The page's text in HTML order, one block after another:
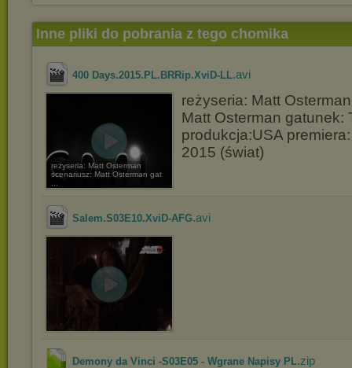
Inne pliki do pobrania z tego chomika
400 Days.2015.PL.BRRip.XviD-LL.avi
reżyseria: Matt Osterman
scenariusz: Matt Osterman gat
reżyseria: Matt
Matt Osterman gatunek:
produkcja:USA
2015 (świat)
Salem.S03E10.XviD-AFG.avi
Demony da Vinci -S03E05 - Wgrane Napisy PL.zip